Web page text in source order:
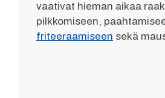
vaativat hieman aikaa
pilkkomiseen,
friteeraamiseen sekä